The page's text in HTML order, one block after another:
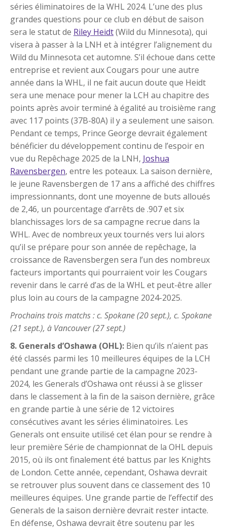
séries éliminatoires de la WHL 2024. L’une des plus
grandes questions pour ce club en début de saison
sera le statut de Riley Heidt(Wild du Minnesota), qui
visera à passer à la LNH et à intégrer l’alignement du
Wild du Minnesota cet automne. S’il échoue dans cette
entreprise et revient aux Cougars pour une autre
année dans la WHL, il ne fait aucun doute que Heidt
sera une menace pour mener la LCH au chapitre des
points après avoir terminé à égalité au troisième rang
avec 117 points (37B-80A) il y a seulement une saison.
Pendant ce temps, Prince George devrait également
bénéficier du développement continu de l’espoir en
vue du Repêchage 2025 de la LNH, Joshua
Ravensbergen, entre les poteaux. La saison dernière,
le jeune Ravensbergen de 17 ans a affiché des chiffres
impressionnants, dont une moyenne de buts alloués
de 2,46, un pourcentage d’arrêts de .907 et six
blanchissages lors de sa campagne recrue dans la
WHL. Avec de nombreux yeux tournés vers lui alors
qu’il se prépare pour son année de repêchage, la
croissance de Ravensbergen sera l’un des nombreux
facteurs importants qui pourraient voir les Cougars
revenir dans le carré d’as de la WHL et peut-être aller
plus loin au cours de la campagne 2024-2025.
Prochains trois matchs : c. Spokane (20 sept.), c. Spokane
(21 sept.), à Vancouver (27 sept.)
8. Generals d’Oshawa (OHL): Bien qu’ils n’aient pas
été classés parmi les 10 meilleures équipes de la LCH
pendant une grande partie de la campagne 2023-
2024, les Generals d’Oshawa ont réussi à se glisser
dans le classement à la fin de la saison dernière, grâce
en grande partie à une série de 12 victoires
consécutives avant les séries éliminatoires. Les
Generals ont ensuite utilisé cet élan pour se rendre à
leur première Série de championnat de la OHL depuis
2015, où ils ont finalement été battus par les Knights
de London. Cette année, cependant, Oshawa devrait
se retrouver plus souvent dans ce classement des 10
meilleures équipes. Une grande partie de l’effectif des
Generals de la saison dernière devrait rester intacte.
En défense, Oshawa devrait être soutenu par les